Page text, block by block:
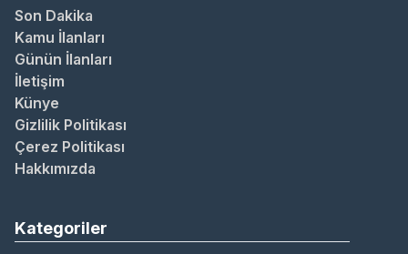
Son Dakika
Kamu İlanları
Günün İlanları
İletişim
Künye
Gizlilik Politikası
Çerez Politikası
Hakkımızda
Kategoriler